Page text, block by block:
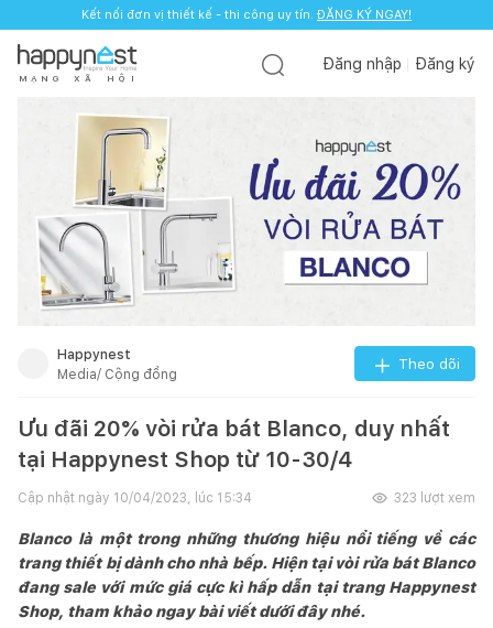
Kết nối đơn vị thiết kế - thi công uy tín. ĐĂNG KÝ NGAY!
M Ạ N G X Ã H Ộ I
Đăng nhập Đăng ký
Happynest
Media/ Cộng đồng
Theo dõi
Ưu đãi 20% vòi rửa bát Blanco, duy nhất
tại Happynest Shop từ 10-30/4
Cập nhật ngày 10/04/2023, lúc 15:34 323 lượt xem
Blanco là một trong những thương hiệu nổi tiếng về các
trang thiết bị dành cho nhà bếp. Hiện tại vòi rửa bát Blanco
đang sale với mức giá cực kì hấp dẫn tại trang Happynest
Shop, tham khảo ngay bài viết dưới đây nhé.